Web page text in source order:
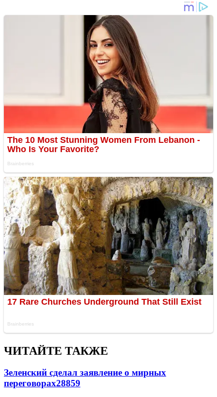
ЧИТАЙТЕ ТАКЖЕ
Зеленский сделал заявление о мирных
переговорах28859